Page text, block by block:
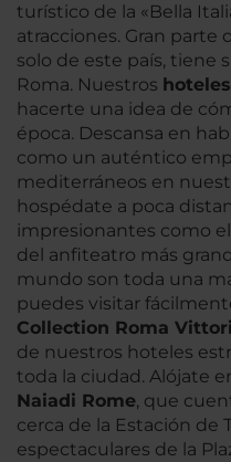
turístico de la «Bella
atracciones. Gran parte
solo de este país, tiene
Roma. Nuestros
hacerte una idea de
época. Descansa en
como un auténtico
mediterráneos en
hospédate a poca
impresionantes como
del anfiteatro más
mundo son toda una
puedes visitar
Collection Roma
de nuestros hoteles
toda la ciudad. Alójate
Naiadi Rome, que
cerca de la Estación de
espectaculares de la